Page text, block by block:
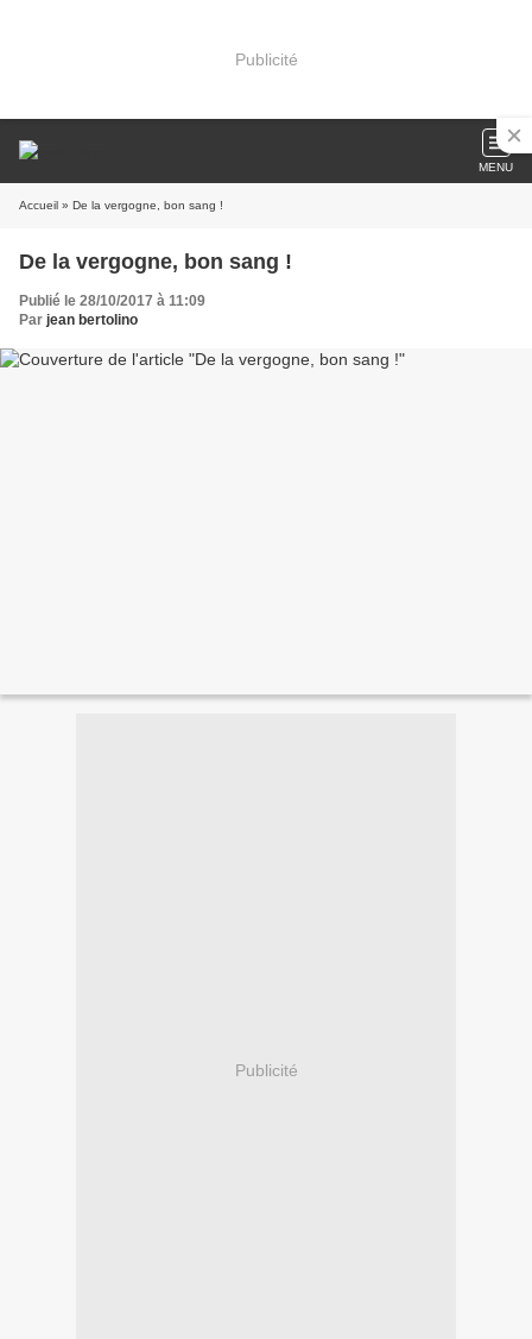
Publicité
MENU
Accueil » De la vergogne, bon sang !
De la vergogne, bon sang !
Publié le 28/10/2017 à 11:09
Par jean bertolino
Publicité